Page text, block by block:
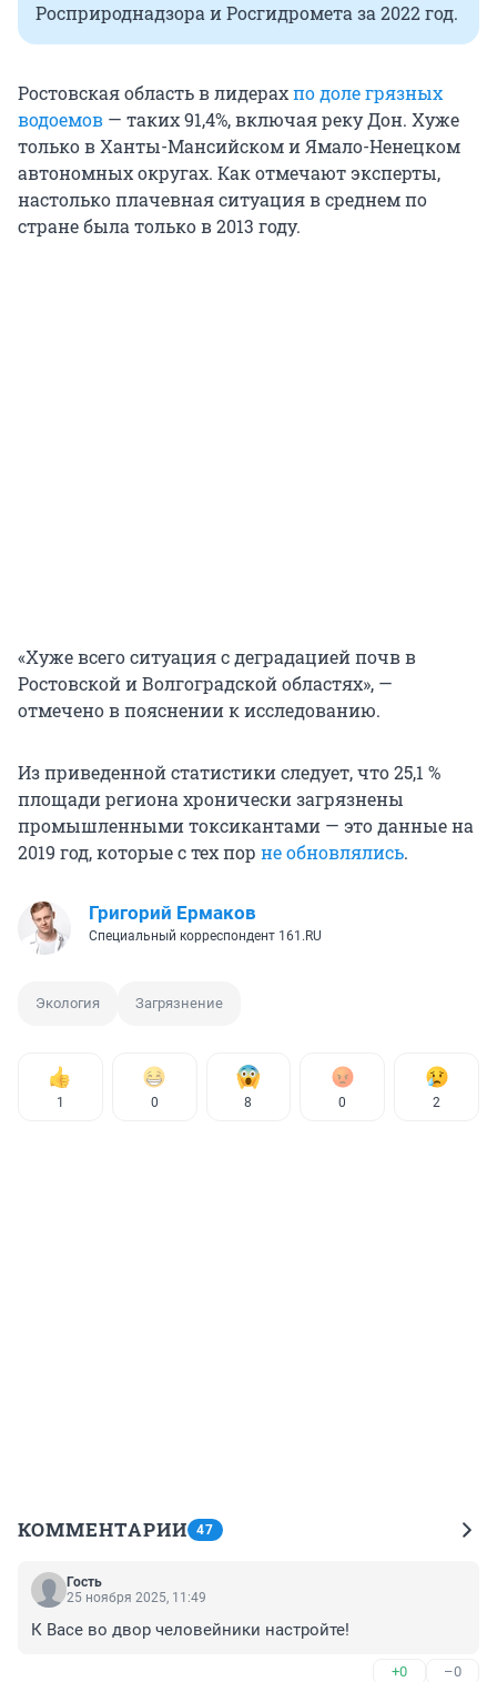
Росприроднадзора и Росгидромета за 2022 год.
Ростовская область в лидерахпо доле грязных
водоемов — таких 91,4%, включая реку Дон. Хуже
только в Ханты-Мансийском и Ямало-Ненецком
автономных округах. Как отмечают эксперты,
настолько плачевная ситуация в среднем по
стране была только в 2013 году.
«Хуже всего ситуация с деградацией почв в
Ростовской и Волгоградской областях», —
отмечено в пояснении к исследованию.
Из приведенной статистики следует, что 25,1 %
площади региона хронически загрязнены
промышленными токсикантами — это данные на
2019 год, которые с тех пор не обновлялись.
Григорий Ермаков
Специальный корреспондент 161.RU
Экология Загрязнение
1 0 8 0 2
КОММЕНТАРИИ 47
Гость
25 ноября 2025, 11:49
К Васе во двор человейники настройте!
+0 –0